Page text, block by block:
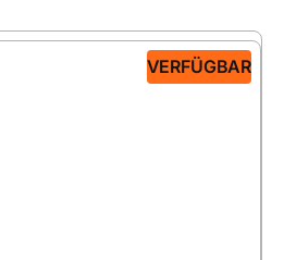
VERFÜGBAR